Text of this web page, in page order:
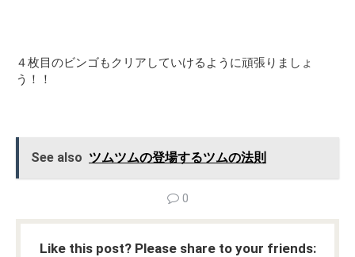
４枚目のビンゴもクリアしていけるように頑張りましょ
う！！
See also ツムツムの登場するツムの法則
0
Like this post? Please share to your friends: